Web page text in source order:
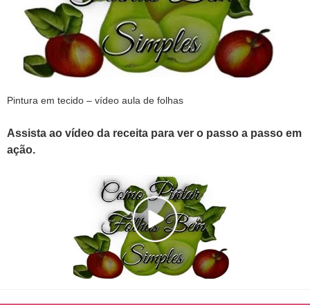
Pintura em tecido – vídeo aula de folhas
Assista ao vídeo da receita para ver o passo a passo em
ação.